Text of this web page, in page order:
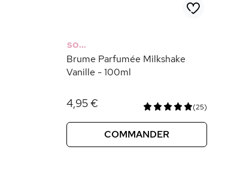
SO...
Brume Parfumée Milkshake
Vanille - 100ml
4,95 € (25)
COMMANDER